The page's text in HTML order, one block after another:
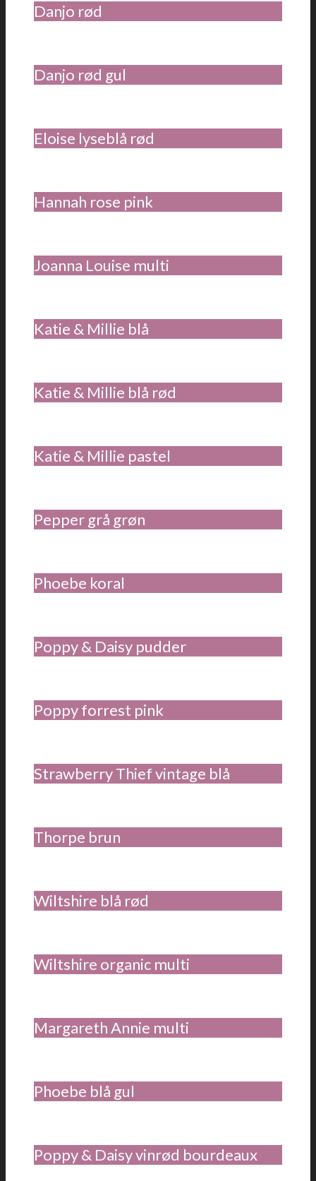
Danjo rød
Danjo rød gul
Eloise lyseblå rød
Hannah rose pink
Joanna Louise multi
Katie & Millie blå
Katie & Millie blå rød
Katie & Millie pastel
Pepper grå grøn
Phoebe koral
Poppy & Daisy pudder
Poppy forrest pink
Strawberry Thief vintage blå
Thorpe brun
Wiltshire blå rød
Wiltshire organic multi
Margareth Annie multi
Phoebe blå gul
Poppy & Daisy vinrød bourdeaux